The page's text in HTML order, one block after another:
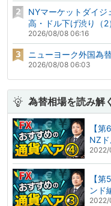
NYマーケットダイ
高・ドル下げ渋り（2
2026/08/08 06:16
ニューヨーク外国為
2026/08/08 06:03
為替相場を読み解
【
NZ
【
ン
2022/